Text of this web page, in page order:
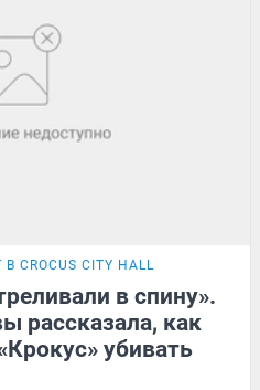
CROCUS CITY HALL
в спину».
рассказала, как
убивать